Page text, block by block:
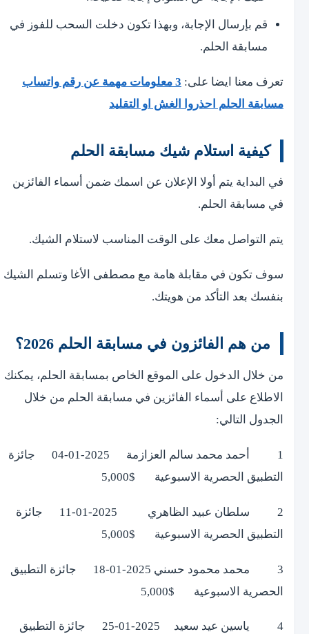
قم بإرسال الإجابة، وبهذا تكون دخلت السحب للفوز في
مسابقة الحلم.
تعرف معنا ايضا على:
3 معلومات مهمة عن رقم واتساب
مسابقة الحلم احذروا الغش او التقليد
كيفية استلام شيك مسابقة الحلم
في البداية يتم أولا الإعلان عن اسمك ضمن أسماء الفائزين
في مسابقة الحلم.
يتم التواصل معك على الوقت المناسب لاستلام الشيك.
سوف تكون في مقابلة هامة مع مصطفى الأغا وتسلم الشيك
بنفسك بعد التأكد من هويتك.
من هم الفائزون في مسابقة الحلم 2026؟
من خلال الدخول على الموقع الخاص بمسابقة الحلم، يمكنك
الاطلاع على أسماء الفائزين في مسابقة الحلم من خلال
الجدول التالي:
1 أحمد محمد سالم العزازمة 2025-01-04 جائزة
التطبيق الحصرية الاسبوعية $5,000
2 سلطان عبيد الظاهري 2025-01-11 جائزة
التطبيق الحصرية الاسبوعية $5,000
3 محمد محمود حسني 2025-01-18 جائزة التطبيق
الحصرية الاسبوعية $5,000
4 ياسين عيد سعيد 2025-01-25 جائزة التطبيق